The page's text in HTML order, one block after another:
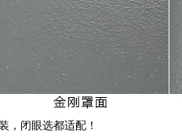
，闭眼选都适配！